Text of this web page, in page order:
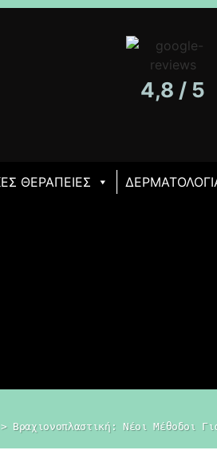
4,8 / 5
ΘΕΡΑΠΕΊΕΣ
> Βραχιονοπλαστική: Νέοι Μέθοδοι